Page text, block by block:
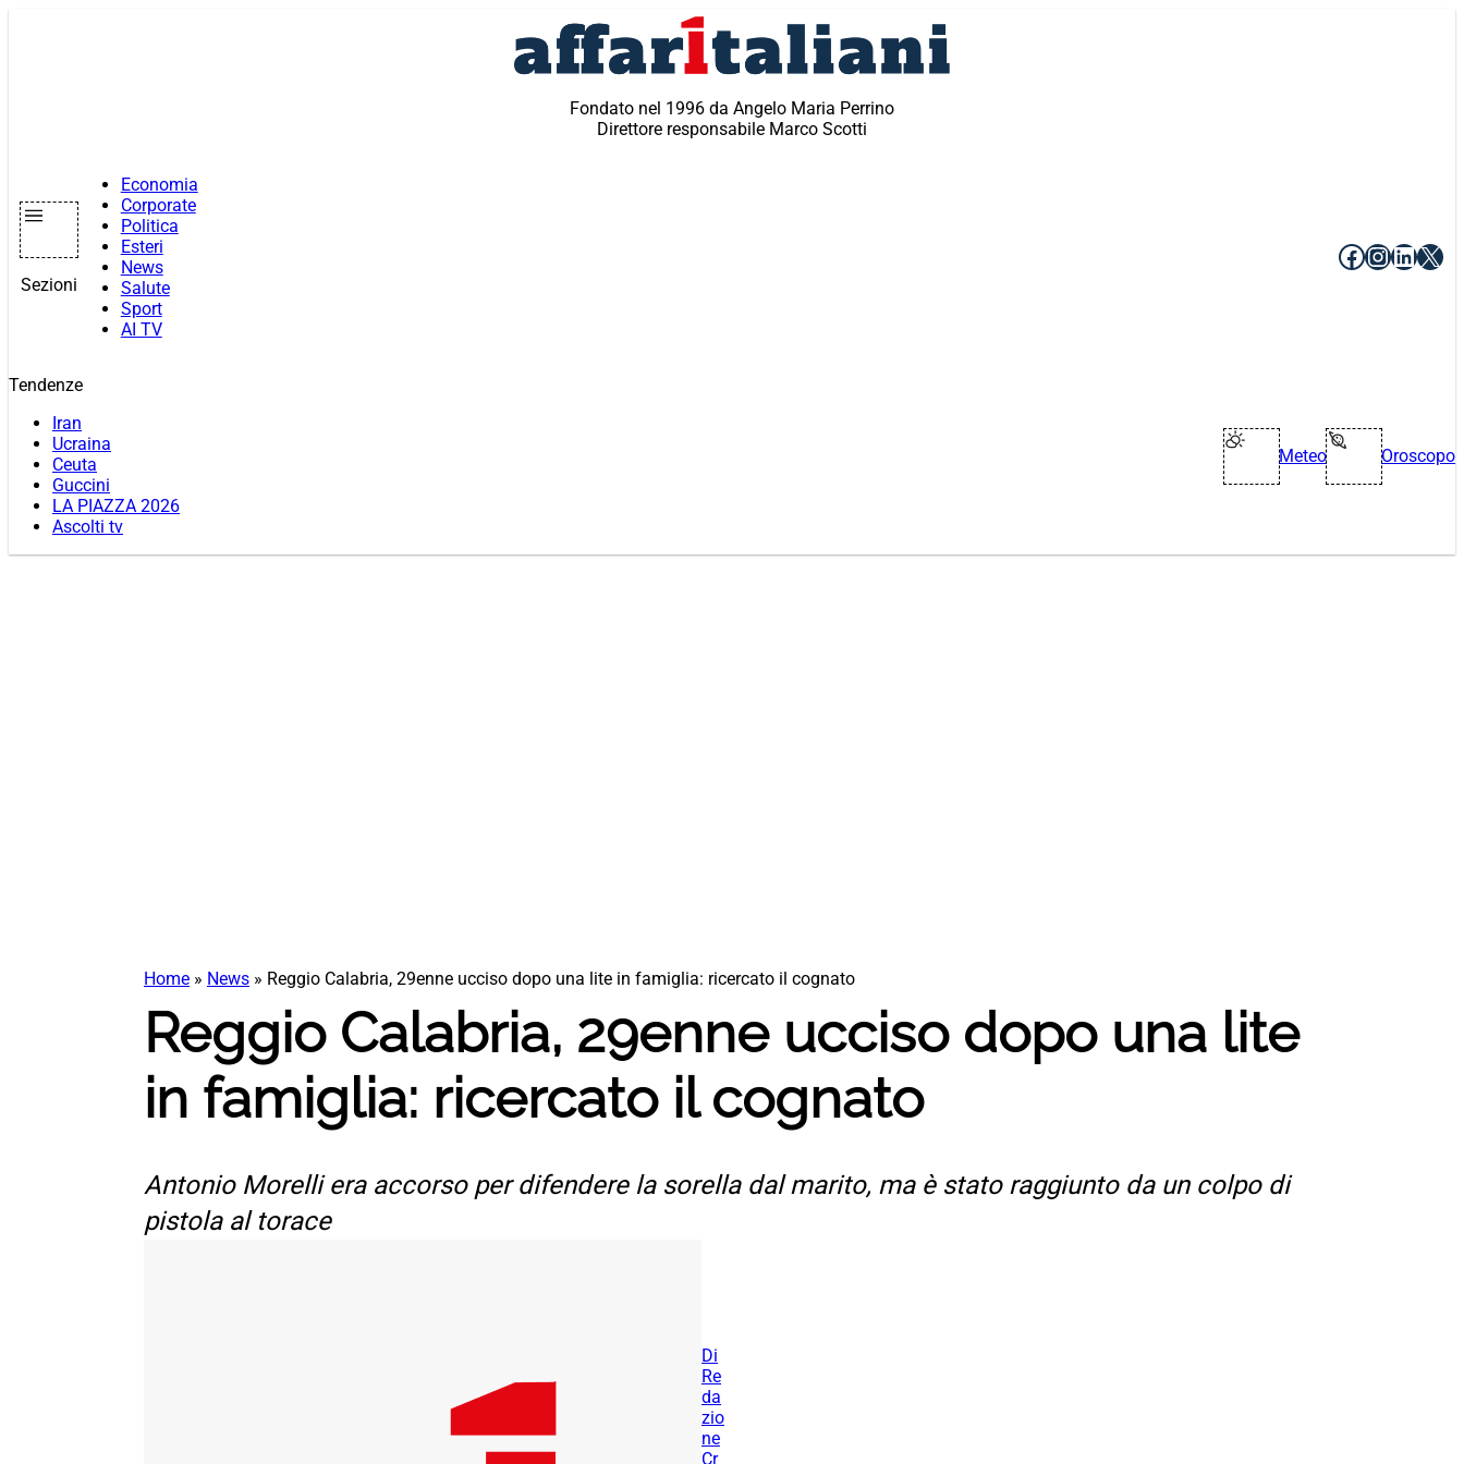
Fondato nel 1996 da Angelo Maria Perrino
Direttore responsabile Marco Scotti
Sezioni
Economia
Corporate
Politica
Esteri
News
Salute
Sport
AI TV
Facebook
X
Tendenze
Iran
Ucraina
Ceuta
Guccini
LA PIAZZA 2026
Ascolti tv
Meteo Oroscopo
Home » News » Reggio Calabria, 29enne ucciso dopo una lite in famiglia: ricercato il cognato
Reggio Calabria, 29enne ucciso dopo una lite
in famiglia: ricercato il cognato
Antonio Morelli era accorso per difendere la sorella dal marito, ma è stato raggiunto da un colpo di
pistola al torace
Di
Re
da
zio
ne
Cr